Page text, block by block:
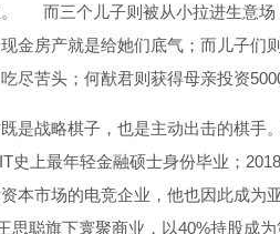
而三个儿子则被从小拉进生意
金房产就是给她们底气；而儿子们
尽苦头；何猷君则获得母亲投资
是战略棋子，也是主动出击的棋手
史上最年轻金融硕士身份毕业；
本市场的电竞企业，他也因此成为
思聪旗下寰聚商业，以40%持股成